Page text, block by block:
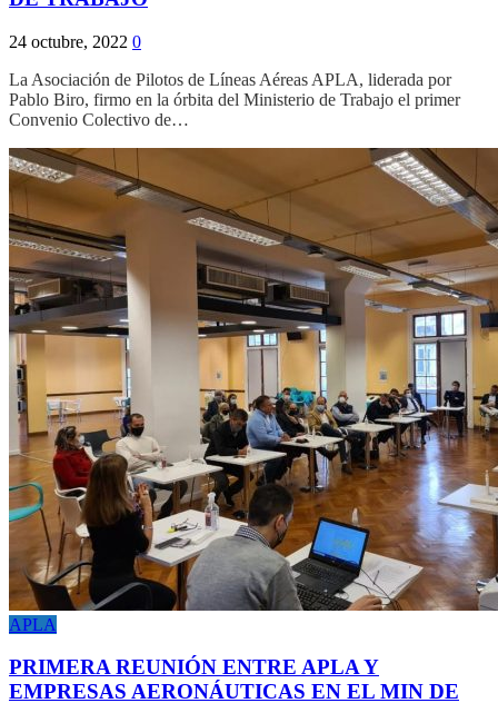
24 octubre, 2022 0
La Asociación de Pilotos de Líneas Aéreas APLA, liderada por
Pablo Biro, firmo en la órbita del Ministerio de Trabajo el primer
Convenio Colectivo de…
APLA
PRIMERA REUNIÓN ENTRE APLA Y
EMPRESAS AERONÁUTICAS EN EL MIN DE